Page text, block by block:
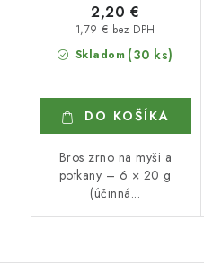
Skladom (30 ks)
1,79 € bez DPH
2,20 €
DO KOŠÍKA
Bros zrno na myši a
potkany – 6 × 20 g
(účinná...